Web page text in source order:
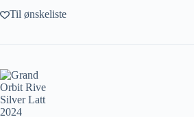
Til ønskeliste